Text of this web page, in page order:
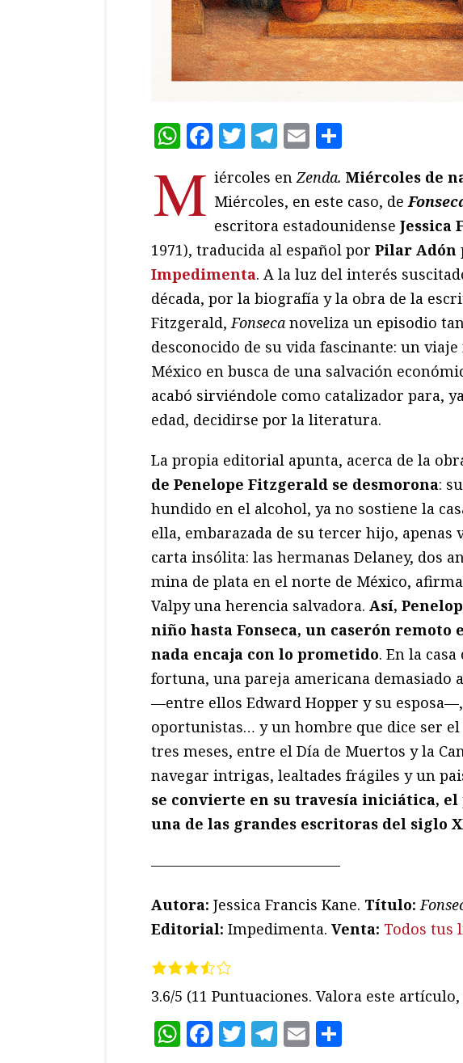
WhatsApp
Facebook
Twitter
Telegram
Email
M iércoles enZenda. Miércoles de
Miércoles, en este caso, de
escritora estadounidense Jessica
1971), traducida al español por Pilar Adón
Impedimenta. A la luz del interés
década, por la biografía y la obra de la
Fitzgerald,Fonseca noveliza un episodio
desconocido de su vida fascinante: un
México en busca de una salvación
acabó sirviéndole como catalizador para,
edad, decidirse por la literatura.
La propia editorial apunta, acerca de la
de Penelope Fitzgerald se desmorona:
hundido en el alcohol, ya no sostiene la
ella, embarazada de su tercer hijo, apenas
carta insólita: las hermanas Delaney, dos
mina de plata en el norte de México,
Valpy una herencia salvadora. Así,
niño hasta Fonseca, un caserón remoto
nada encaja con lo prometido. En la
fortuna, una pareja americana demasiado
—entre ellos Edward Hopper y su
oportunistas… y un hombre que dice ser
tres meses, entre el Día de Muertos y la
navegar intrigas, lealtades frágiles y un
se convierte en su travesía iniciática,
una de las grandes escritoras del siglo
—————————————
Autora: Jessica Francis Kane. Título:
Editorial: Impedimenta. Venta: Todos tus
3.6/5 (11 Puntuaciones. Valora este
WhatsApp
Facebook
Twitter
Telegram
Email